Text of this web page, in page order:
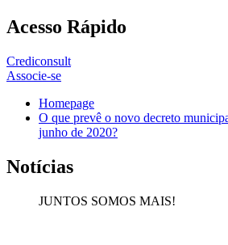
Acesso Rápido
Crediconsult
Associe-se
Homepage
O que prevê o novo decreto
junho de 2020?
Notícias
JUNTOS SOMOS MAIS!